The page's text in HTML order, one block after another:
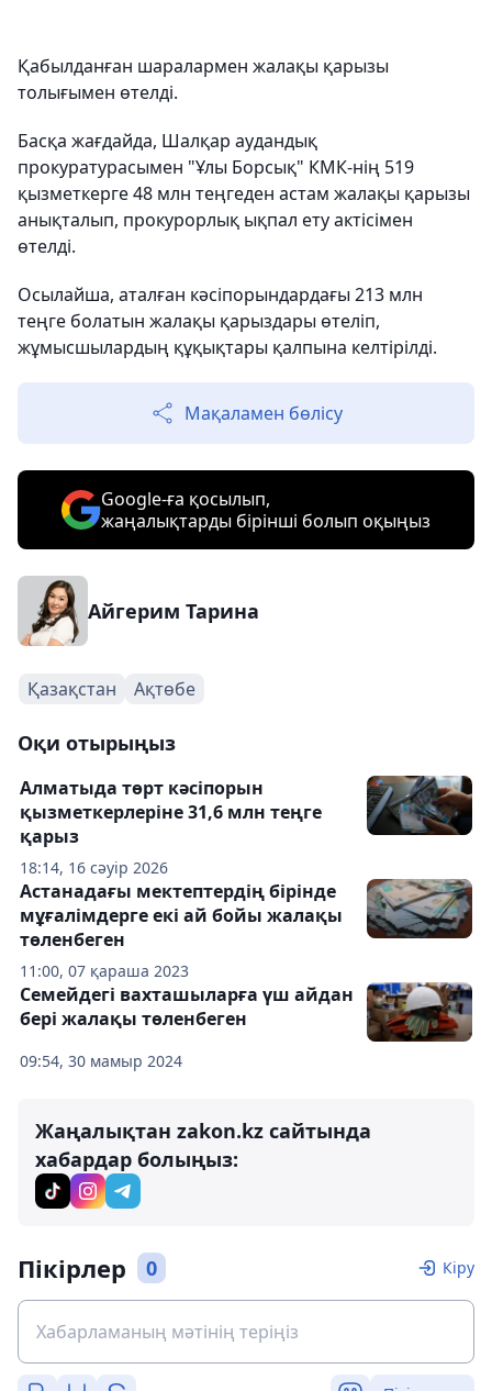
Қабылданған шаралармен жалақы қарызы
толығымен өтелді.
Басқа жағдайда, Шалқар аудандық
прокуратурасымен "Ұлы Борсық" КМК-нің 519
қызметкерге 48 млн теңгеден астам жалақы қарызы
анықталып, прокурорлық ықпал ету актісімен
өтелді.
Осылайша, аталған кәсіпорындардағы 213 млн
теңге болатын жалақы қарыздары өтеліп,
жұмысшылардың құқықтары қалпына келтірілді.
Мақаламен бөлісу
Google-ға қосылып,
жаңалықтарды бірінші болып оқыңыз
Айгерим Тарина
Қазақстан Ақтөбе
Оқи отырыңыз
18:14, 16 сәуір 2026
Алматыда төрт кәсіпорын
қызметкерлеріне 31,6 млн теңге
қарыз
11:00, 07 қараша 2023
Астанадағы мектептердің бірінде
мұғалімдерге екі ай бойы жалақы
төленбеген
09:54, 30 мамыр 2024
Семейдегі вахташыларға үш айдан
бері жалақы төленбеген
Жаңалықтан zakon.kz сайтында
хабардар болыңыз:
Пікірлер 0 Кіру